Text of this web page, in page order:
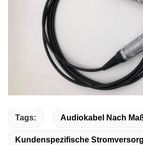
Tags: Audiokabel Nach
Kundenspezifische